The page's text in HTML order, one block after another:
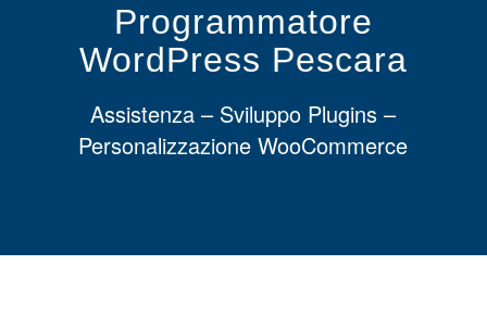
Programmatore
WordPress Pescara
Assistenza – Sviluppo Plugins –
Personalizzazione WooCommerce